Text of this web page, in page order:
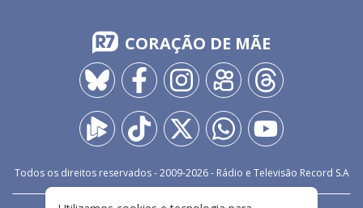
CORAÇÃO DE MÃE
Todos os direitos reservados - 2009-2026- Rádio e Televisão Record S.A